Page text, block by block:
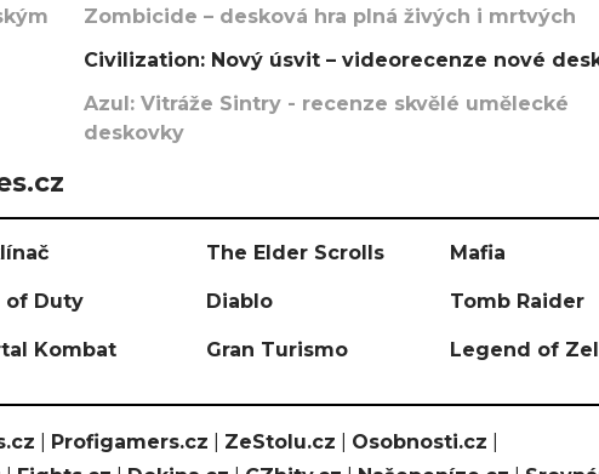
Zombicide – desková hra plná živých i mrtvých
Civilization: Nový úsvit – videorecenze nové
Azul: Vitráže Sintry - recenze skvělé umělecké
deskovky
The Elder Scrolls Mafia
of Duty Diablo Tomb Raider
Kombat Gran Turismo Legend of
Profigamers.cz ZeStolu.cz Osobnosti.cz